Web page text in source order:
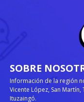
SOBRE
Información de la región
Vicente López, San
Ituzaingó.